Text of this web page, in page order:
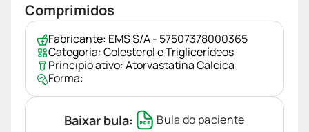
Comprimidos
Fabricante: EMS S/A - 57507378000365
Categoria:Colesterol e Triglicerídeos
Princípio ativo:Atorvastatina Calcica
Forma:
Baixar bula: Bula do paciente